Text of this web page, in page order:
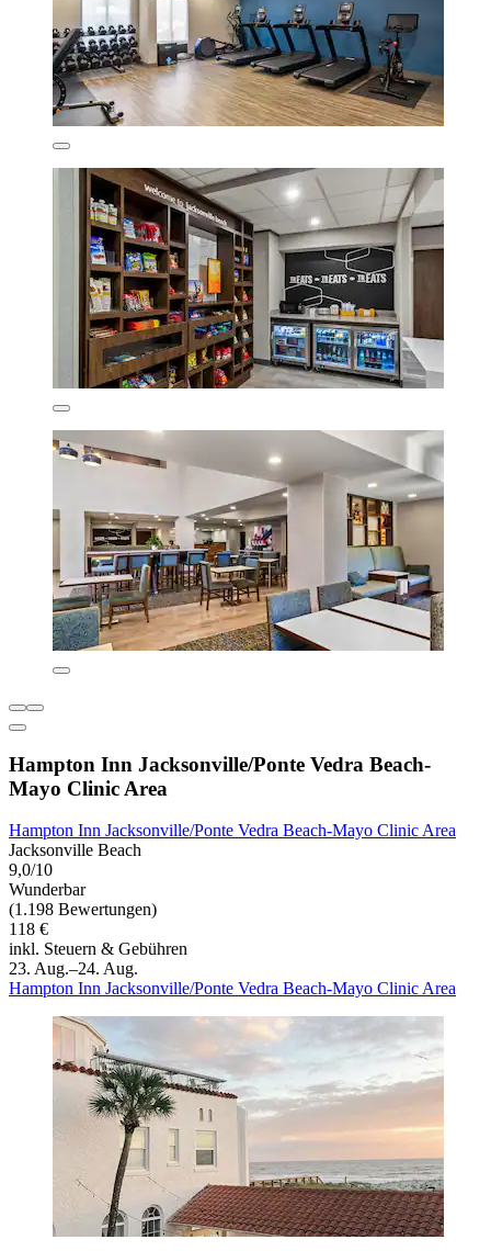
Hampton Inn Jacksonville/Ponte Vedra Beach-
Mayo Clinic Area
Hampton Inn Jacksonville/Ponte Vedra Beach-Mayo Clinic Area
Jacksonville Beach
9,0/10
Wunderbar
(1.198 Bewertungen)
118 €
inkl. Steuern & Gebühren
23. Aug.–24. Aug.
Hampton Inn Jacksonville/Ponte Vedra Beach-Mayo Clinic Area